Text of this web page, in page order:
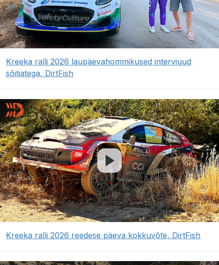
Kreeka ralli 2026 laupäevahommikused intervjuud
sõitjatega, DirtFish
Kreeka ralli 2026 reedese päeva kokkuvõte, DirtFish